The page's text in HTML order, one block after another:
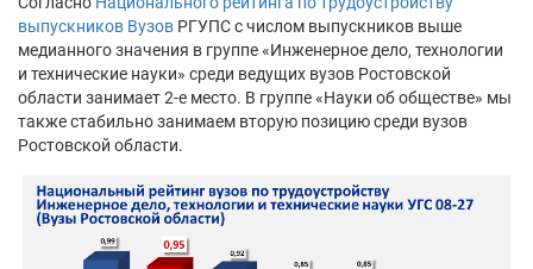
выпускников Вузов РГУПС с числом выпускников выше
медианного значения в группе «Инженерное дело, технологии
и технические науки» среди ведущих вузов Ростовской
области занимает 2-е место. В группе «Науки об обществе» мы
также стабильно занимаем вторую позицию среди вузов
Ростовской области.